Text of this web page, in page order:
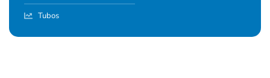
Tubos